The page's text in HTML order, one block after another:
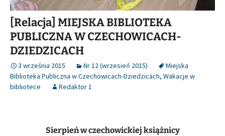
[Relacja] MIEJSKA BIBLIOTEKA
PUBLICZNA W CZECHOWICACH-
DZIEDZICACH
3 września 2015 Nr 12 (wrzesień 2015)
Miejska
Biblioteka Publiczna w Czechowicach-Dziedzicach, Wakacje w
bibliotece
Redaktor 1
Sierpień w czechowickiej książnicy